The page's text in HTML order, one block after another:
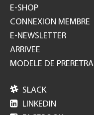
E-SHOP
CONNEXION MEMBRE
E-NEWSLETTER
ARRIVEE
MODELE DE
 SLACK
 LINKEDIN